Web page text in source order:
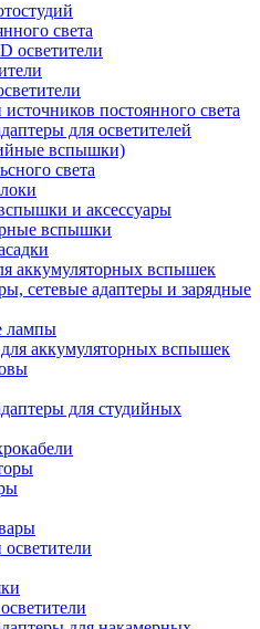
света
осветители
постоянного света
для осветителей
вспышки)
света
и аксессуары
вспышки
аккумуляторных вспышек
сетевые адаптеры и зарядные
лампы
аккумуляторных вспышек
для студийных